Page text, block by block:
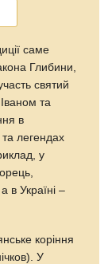
саме
Глибини,
святий
та
в
та легендах
у
в Україні –
коріння
У